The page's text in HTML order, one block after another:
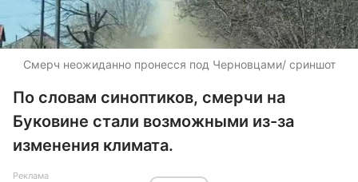
Смерч неожиданно пронесся под Черновцами/ сриншот
По словам синоптиков, смерчи на
Буковине стали возможными из-за
изменения климата.
Реклама